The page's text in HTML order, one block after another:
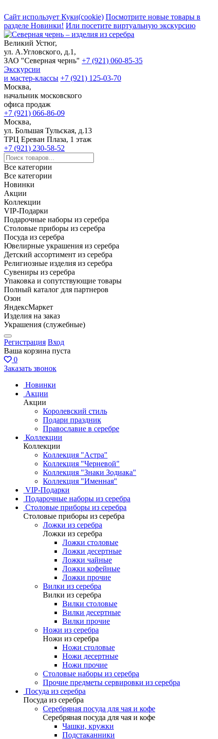
Сайт использует Куки(cookie) Посмотрите новые товары в
разделе Новинки! Или посетите виртуальную экскурсию
Великий Устюг,
ул. А.Угловского, д.1,
ЗАО "Северная чернь" +7 (921) 060-85-35
Экскурсии
и мастер-классы +7 (921) 125-03-70
Москва,
начальник московского
офиса продаж
+7 (921) 066-86-09
Москва,
ул. Большая Тульская, д.13
ТРЦ Ереван Плаза, 1 этаж
+7 (921) 230-58-52
Все категории
Все категории
Новинки
Акции
Коллекции
VIP-Подарки
Подарочные наборы из серебра
Столовые приборы из серебра
Посуда из серебра
Ювелирные украшения из серебра
Детский ассортимент из серебра
Религиозные изделия из серебра
Сувениры из серебра
Упаковка и сопутствующие товары
Полный каталог для партнеров
Озон
ЯндексМаркет
Изделия на заказ
Украшения (служебные)
Регистрация Вход
Ваша корзина пуста
0
Заказать звонок
Новинки
Акции
Акции
Королевский стиль
Подари праздник
Православие в серебре
Коллекции
Коллекции
Коллекция "Астра"
Коллекция "Черневой"
Коллекция "Знаки Зодиака"
Коллекция "Именная"
VIP-Подарки
Подарочные наборы из серебра
Столовые приборы из серебра
Столовые приборы из серебра
Ложки из серебра
Ложки из серебра
Ложки столовые
Ложки десертные
Ложки чайные
Ложки кофейные
Ложки прочие
Вилки из серебра
Вилки из серебра
Вилки столовые
Вилки десертные
Вилки прочие
Ножи из серебра
Ножи из серебра
Ножи столовые
Ножи десертные
Ножи прочие
Столовые наборы из серебра
Прочие предметы сервировки из серебра
Посуда из серебра
Посуда из серебра
Серебряная посуда для чая и кофе
Серебряная посуда для чая и кофе
Чашки, кружки
Подстаканники